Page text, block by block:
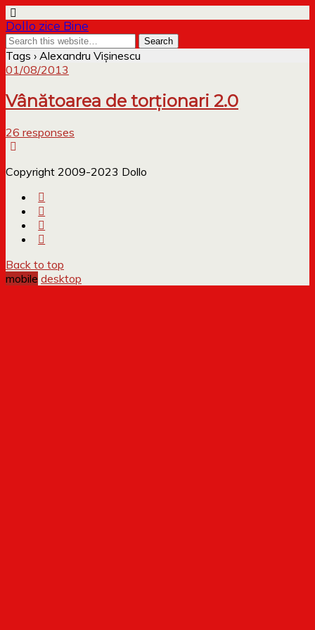
Dollo zice Bine
Tags › Alexandru Vișinescu
01/08/2013
Vânătoarea de torționari 2.0
26 responses
Copyright 2009-2023 Dollo
Back to top
mobile desktop